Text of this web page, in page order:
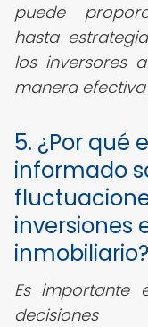
puede
hasta
los inversores
manera
5. ¿Por qué
informado
inversiones
inmobiliario?
Es importante
decisiones